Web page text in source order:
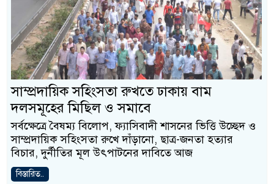
সাম্প্রদায়িক সহিংসতা রুখতে ঢাকায় বাম
দলসমূহের মিছিল ও সমাবে
সর্বক্ষেত্রে বৈষম্য বিলোপ, ফ্যাসিবাদী শাসনের ভিত্তি উচ্ছেদ ও
সাম্প্রদায়িক সহিংসতা রুখে দাঁড়ানো, ছাত্র-জনতা হত্যার
বিচার, দুর্নীতির মূল উৎপাটনের দাবিতে আজ
বিস্তারিত..